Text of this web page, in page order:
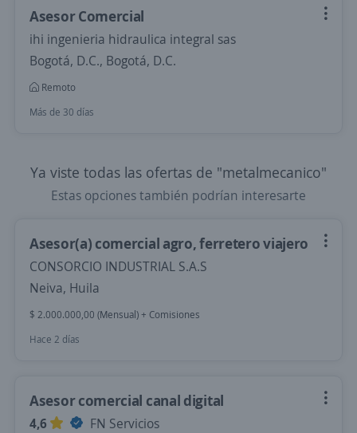
Asesor Comercial
ihi ingenieria hidraulica integral sas
Bogotá, D.C., Bogotá, D.C.
Remoto
Más de 30 días
Ya viste todas las ofertas de "metalmecanico"
Estas opciones también podrían interesarte
Asesor(a) comercial agro, ferretero viajero
CONSORCIO INDUSTRIAL S.A.S
Neiva, Huila
$ 2.000.000,00 (Mensual) + Comisiones
Hace 2 días
Asesor comercial canal digital
4,6
FN Servicios